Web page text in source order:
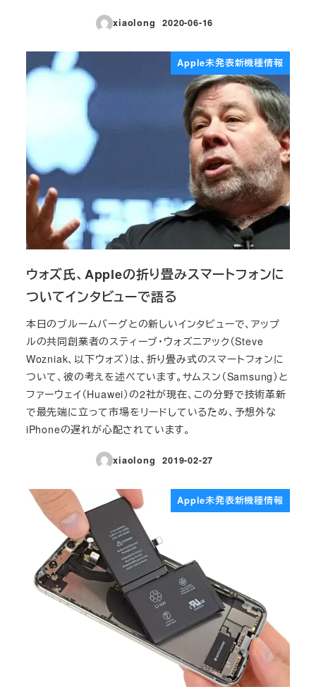
xiaolong
投稿日
2020-06-16
Apple未発表新機種情報
ウォズ氏、Appleの折り畳みスマートフォンに
ついてインタビューで語る
本日のブルームバーグとの新しいインタビューで、アップ
ルの共同創業者のスティーブ・ウォズニアック（Steve
Wozniak、以下ウォズ）は、折り畳み式のスマートフォンに
ついて、彼の考えを述べています。サムスン（Samsung）と
ファーウェイ（Huawei）の2社が現在、この分野で技術革新
で最先端に立って市場をリードしているため、予想外な
iPhoneの遅れが心配されています。
xiaolong
投稿日
2019-02-27
Apple未発表新機種情報